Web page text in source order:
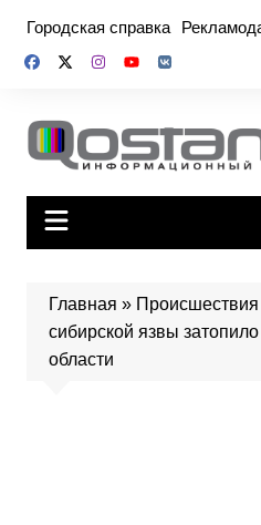
содержимому
Городская справка
Главная » Происшествия
сибирской язвы
области